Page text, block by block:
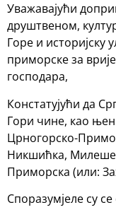
Уважавајући
друштвеном,
Горе и историјску
приморске за
господара,
Констатујући да
Гори чине, као
Црногорско-
Никшићка,
Приморска (или:
Споразумјеле су